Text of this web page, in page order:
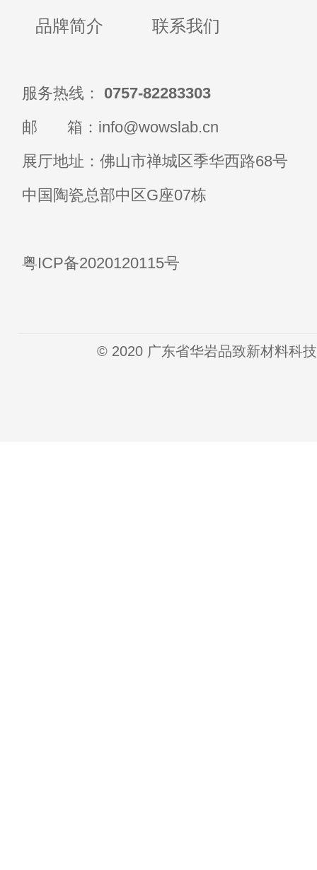
品牌简介
联系我们
服务热线：
0757-82283303
邮 箱：info@wowslab.cn
展厅地址：佛山市禅城区季华西路68号
中国陶瓷总部中区G座07栋
粤ICP备2020120115号
© 2020 广东省华岩品致新材料科